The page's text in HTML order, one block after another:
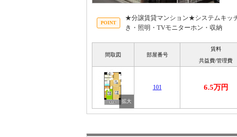
★分譲賃貸マンション★システムキッ
き・照明・TVモニターホン・収納
間取図 部屋番号
賃料
共益費/管理費
101 6.5万円